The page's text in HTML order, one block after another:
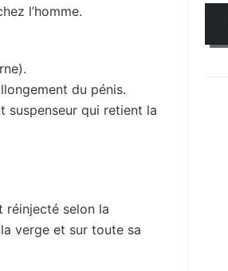
l’homme.
du pénis.
suspenseur qui retient la
réinjecté selon la
verge et sur toute sa